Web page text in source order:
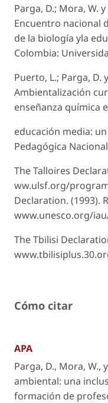
Parga, D.; Mora, W.
Encuentro nacional
de la biología yla
Colombia:
Puerto, L.; Parga, D.
Ambientalización
enseñanza química
educación media:
Pedagógica
The Talloires
ww.ulsf.org/
Declaration. (1993).
www.unesco.org/
The Tbilisi
Cómo citar
APA
Parga, D., Mora, W.,
ambiental: una
formación de